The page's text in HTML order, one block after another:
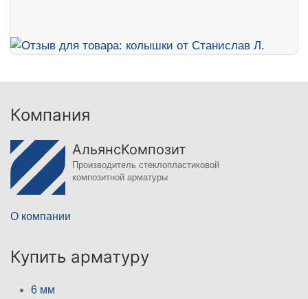
Компания
АльянсКомпозит
Производитель стеклопластиковой
композитной арматуры
О компании
Купить арматуру
6 мм